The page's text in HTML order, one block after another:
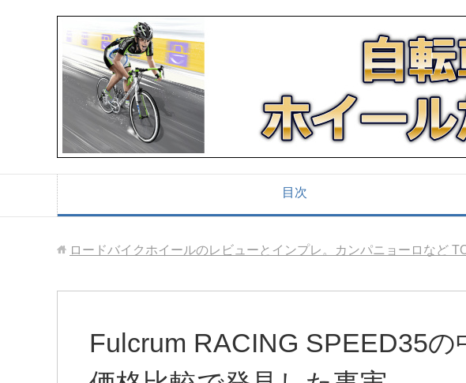
目次
ロードバイクホイールのレビューとインプレ。カンパニョーロなど
Fulcrum RACING SPEED35の